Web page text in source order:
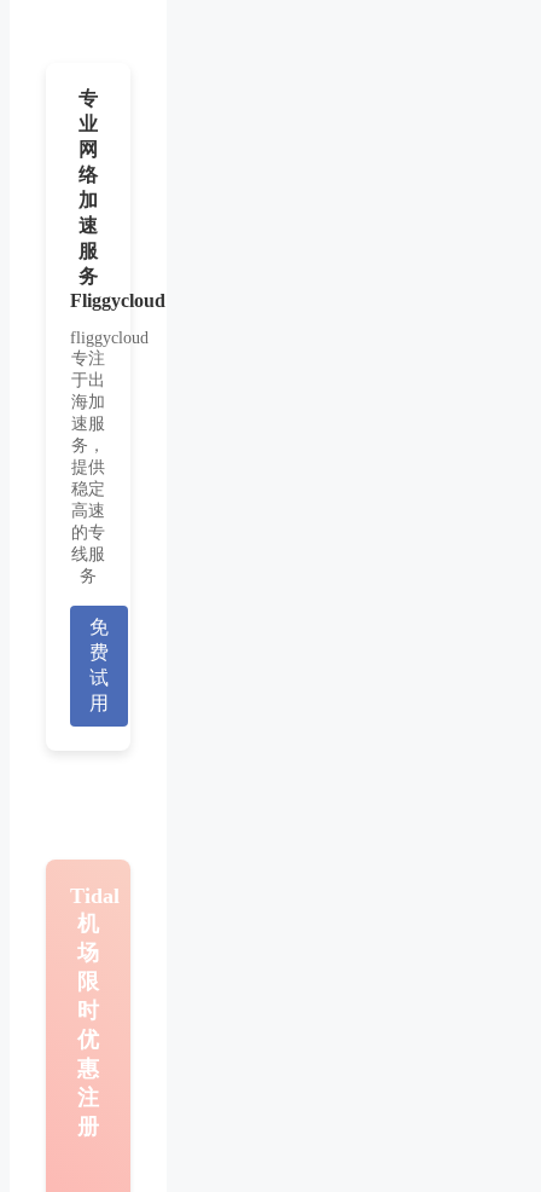
专
业
网
络
加
速
服
务
Fliggycloud
fliggycloud
专注
于出
海加
速服
务，
提供
稳定
高速
的专
线服
务
免
费
试
用
Tidal
机
场
限
时
优
惠
注
册